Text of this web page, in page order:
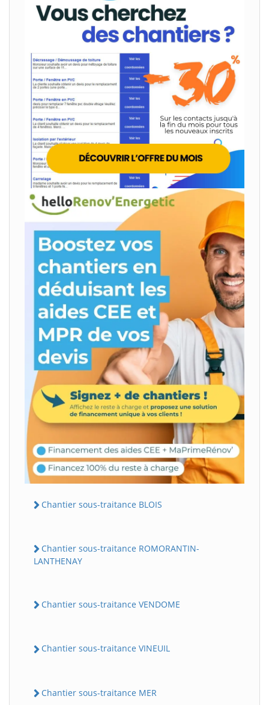
Chantier sous-traitance BLOIS
Chantier sous-traitance ROMORANTIN-
LANTHENAY
Chantier sous-traitance VENDOME
Chantier sous-traitance VINEUIL
Chantier sous-traitance MER